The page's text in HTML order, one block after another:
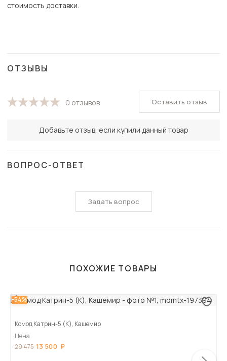
стоимость доставки.
ОТЗЫВЫ
0 отзывов
Добавьте отзыв, если купили данный товар
Оставить отзыв
ВОПРОС-ОТВЕТ
Задать вопрос
ПОХОЖИЕ ТОВАРЫ
-54%
Комод Катрин-5 (К), Кашемир
Цена
29 475 13 500